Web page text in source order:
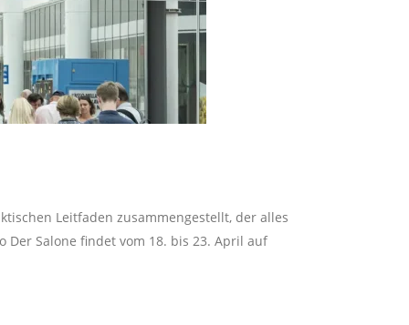
Leitfaden zusammengestellt, der alles
Der Salone findet vom 18. bis 23. April auf